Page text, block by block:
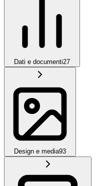
Dati e documenti27
Design e media93